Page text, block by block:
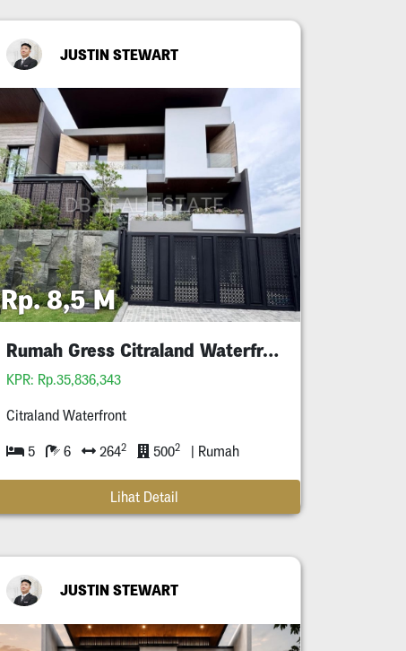
JUSTIN STEWART
Rp. 8,5 M
Rumah Gress Citraland Waterfront
KPR: Rp.35,836,343
Citraland Waterfront
5 6 2642 5002 | Rumah
Lihat Detail
JUSTIN STEWART